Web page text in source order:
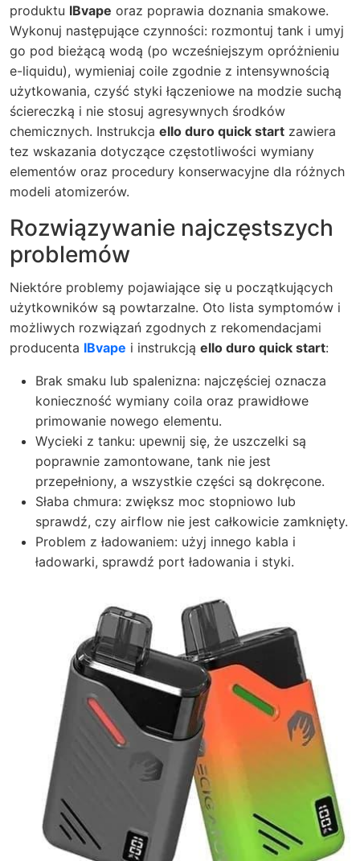
produktu IBvape oraz poprawia doznania smakowe.
Wykonuj następujące czynności: rozmontuj tank i umyj
go pod bieżącą wodą (po wcześniejszym opróżnieniu
e-liquidu), wymieniaj coile zgodnie z intensywnością
użytkowania, czyść styki łączeniowe na modzie suchą
ściereczką i nie stosuj agresywnych środków
chemicznych. Instrukcja ello duro quick start zawiera
tez wskazania dotyczące częstotliwości wymiany
elementów oraz procedury konserwacyjne dla różnych
modeli atomizerów.
Rozwiązywanie najczęstszych
problemów
Niektóre problemy pojawiające się u początkujących
użytkowników są powtarzalne. Oto lista symptomów i
możliwych rozwiązań zgodnych z rekomendacjami
producenta IBvape i instrukcją ello duro quick start:
Brak smaku lub spalenizna: najczęściej oznacza
konieczność wymiany coila oraz prawidłowe
primowanie nowego elementu.
Wycieki z tanku: upewnij się, że uszczelki są
poprawnie zamontowane, tank nie jest
przepełniony, a wszystkie części są dokręcone.
Słaba chmura: zwiększ moc stopniowo lub
sprawdź, czy airflow nie jest całkowicie zamknięty.
Problem z ładowaniem: użyj innego kabla i
ładowarki, sprawdź port ładowania i styki.